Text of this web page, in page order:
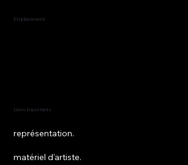
Emplacement
Liens importants
représentation.
matériel d'artiste.